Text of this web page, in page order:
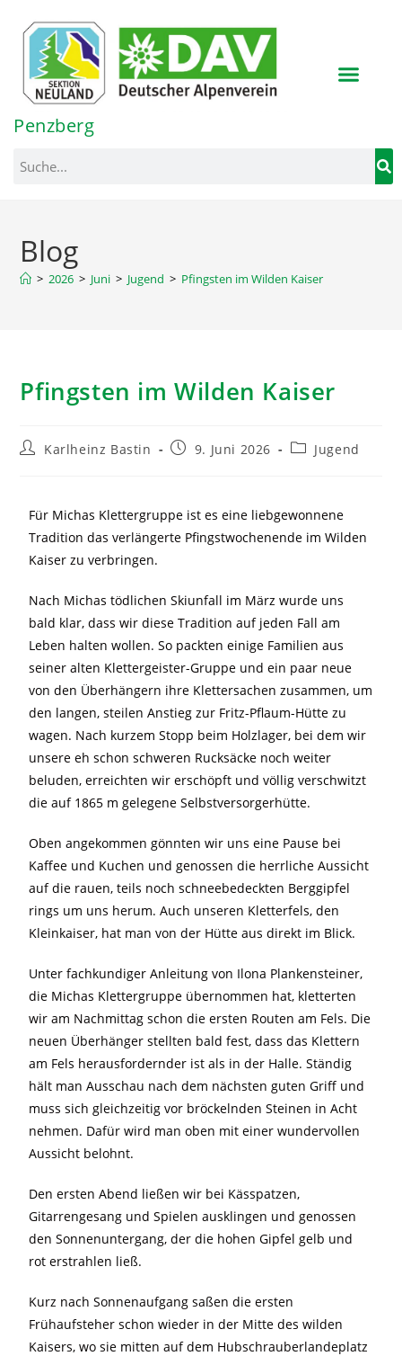
springen
Penzberg
Blog
> 2026 > Juni > Jugend > Pfingsten im Wilden Kaiser
Pfingsten im Wilden Kaiser
Karlheinz Bastin 9. Juni 2026 Jugend
Für Michas Klettergruppe ist es eine liebgewonnene
Tradition das verlängerte Pfingstwochenende im Wilden
Kaiser zu verbringen.
Nach Michas tödlichen Skiunfall im März wurde uns
bald klar, dass wir diese Tradition auf jeden Fall am
Leben halten wollen. So packten einige Familien aus
seiner alten Klettergeister-Gruppe und ein paar neue
von den Überhängern ihre Klettersachen zusammen, um
den langen, steilen Anstieg zur Fritz-Pflaum-Hütte zu
wagen. Nach kurzem Stopp beim Holzlager, bei dem wir
unsere eh schon schweren Rucksäcke noch weiter
beluden, erreichten wir erschöpft und völlig verschwitzt
die auf 1865 m gelegene Selbstversorgerhütte.
Oben angekommen gönnten wir uns eine Pause bei
Kaffee und Kuchen und genossen die herrliche Aussicht
auf die rauen, teils noch schneebedeckten Berggipfel
rings um uns herum. Auch unseren Kletterfels, den
Kleinkaiser, hat man von der Hütte aus direkt im Blick.
Unter fachkundiger Anleitung von Ilona Plankensteiner,
die Michas Klettergruppe übernommen hat, kletterten
wir am Nachmittag schon die ersten Routen am Fels. Die
neuen Überhänger stellten bald fest, dass das Klettern
am Fels herausfordernder ist als in der Halle. Ständig
hält man Ausschau nach dem nächsten guten Griff und
muss sich gleichzeitig vor bröckelnden Steinen in Acht
nehmen. Dafür wird man oben mit einer wundervollen
Aussicht belohnt.
Den ersten Abend ließen wir bei Kässpatzen,
Gitarrengesang und Spielen ausklingen und genossen
den Sonnenuntergang, der die hohen Gipfel gelb und
rot erstrahlen ließ.
Kurz nach Sonnenaufgang saßen die ersten
Frühaufsteher schon wieder in der Mitte des wilden
Kaisers, wo sie mitten auf dem Hubschrauberlandeplatz